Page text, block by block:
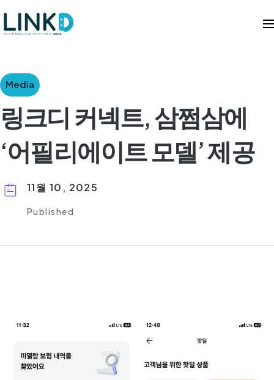
Media
링크디 커넥트, 삼쩜삼에
‘어필리에이트 모델’ 제공
11월 10, 2025
Published